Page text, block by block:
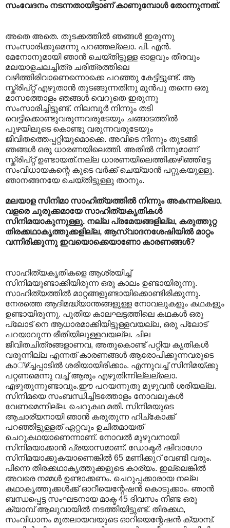
സംവേദനം നടന്നതായിട്ടാണ് കാണുമ്പോള്‍ തോന്നുന്നത്.
അതെ അതെ. തുടക്കത്തില്‍ ഞങ്ങള്‍ ഇരുന്നു
സംസാരിക്കുമെന്നു പറഞ്ഞല്ലൊ. പി. എന്‍.
മേനോനുമായി ഞാന്‍ ചെയ്തിട്ടുള്ള ഓളവും തീരവും
മലയാളചലച്ചിത്ര ചരിത്രത്തിലെ
വഴിത്തിരിവാണെന്നൊക്കെ പറഞ്ഞു കേട്ടിട്ടുണ്ട്. ആ
സ്ക്രിപ്റ്റ് എഴുതാന്‍ തുടങ്ങുന്നതിനു മുന്‍പു തന്നെ ഒരു
മാസത്തോളം ഞങ്ങള്‍ വെറുതെ ഇരുന്നു
സംസാരിച്ചിട്ടുണ്ട്. നിലമ്പൂര്‍ നിന്നും തടി
വെട്ടിക്കൊണ്ടുവരുന്നവരുടേയും ചങ്ങാടത്തില്‍
പുഴയിലൂടെ കൊണ്ടു വരുന്നവരുടേയും
ജീവിതത്തെപ്പറ്റിയുമൊക്കെ. അവിടെ നിന്നും തുടങ്ങി
ഞങ്ങള്‍ ഒരു ധാരണയിലെത്തി. അതില്‍ നിന്നുമാണ്
സ്ക്രിപ്റ്റ് ഉണ്ടായത്.നല്ല ധാരണയിലെത്തിക്കഴിഞ്ഞിട്ടേ
സംവിധായകന്റെ കൂടെ വര്‍ക്ക് ചെയ്യാന്‍ പറ്റുകയുള്ളു.
ഞാനങ്ങനയേ ചെയ്തിട്ടുള്ളു താനും.
മലയാള സിനിമാ സാഹിത്യത്തില്‍ നിന്നും അകന്നല്ലൊ.
വളരെ ചുരുക്കമായേ സാഹിത്യകൃതികള്‍
സിനിമയാകുന്നുള്ളു. നല്ല പ്രമേയങ്ങളില്ല, കരുത്തുറ്റ
തിരക്കഥാകൃത്തുക്കളില്ല, ആസ്വാദനശേഷിയില്‍ മാറ്റം
വന്നിരിക്കുന്നു ഇവയൊക്കെയാണോ കാരണങ്ങള്‍?
സാഹിത്യകൃതികളെ ആശ്രയിച്ച്
സിനിമയുണ്ടാക്കിയിരുന്ന ഒരു കാലം ഉണ്ടായിരുന്നു.
സാഹിത്യത്തില്‍ മാറ്റങ്ങളുണ്ടായിക്കൊണ്ടിരിക്കുന്നു.
നേരത്തെ ആദിമദ്ധ്യാന്തങ്ങളുള്ള നോവലുകളും കഥകളും
ഉണ്ടായിരുന്നു. പുതിയ കാലഘട്ടത്തിലെ കഥകള്‍ ഒരു
പ്ലോട് നെ ആധാരമാക്കിയിട്ടുള്ളവയല്ല, ഒരു പ്ലോട്
പറയാവുന്ന രീതിയിലുള്ളവയല്ല. ചില
ജീവിതചിത്രങ്ങളാണവ, അതുകൊണ്ട് പറ്റിയ കൃതികള്‍
വരുന്നില്ല എന്നത് കാരണങ്ങള്‍ ആരോപിക്കുന്നവരുടെ
കാ‍്ഴ്ച്ചപ്പാടില്‍ ശരിയായിരിക്കാം. എന്നുവച്ച് സിനിമയ്ക്കു
പറ്റണമെന്നു വച്ച് ആരും എഴുതിന്നില്ലല്ലൊ.
എഴുതുന്നുണ്ടാവും.ഈ പറയന്നുതു മുഴുവന്‍ ശരിയല്ല.
സിനിമയെ സംബന്ധിച്ചിടത്തോളം നോവലുകള്‍
വേണമെന്നില്ല. ചെറുകഥ മതി. സിനിമയുടെ
ആചാര്യനായി ഞാന്‍ കരുതുന്ന ഹിച്കോക്ക്
പറഞ്ഞിട്ടുള്ളത് ഏറ്റവും ഉചിതമായത്
ചെറുകഥയാണെന്നാണ്. നോവല്‍ മുഴുവനായി
സിനിമയാക്കാന്‍ പ്രയാസമാണ്. ഡോക്ടര്‍ ഷിവാഗോ
സിനിമയാക്കുകയാണെങ്കില്‍ 65 മണിക്കൂറ് വേണ്ടി വരും.
പിന്നെ തിരക്കഥാകൃത്തുക്കളുടെ കാര്യം. ഇല്ലെങ്കില്‍
അവരെ നമ്മള്‍ ഉണ്ടാക്കണം. ചെറുപ്പക്കാരായ നല്ല
കഥാകൃത്തുക്കള്‍ക്ക് ഓറീയെന്റേഷന്‍ കൊടുക്കാം. ഞാന്‍
ബന്ധപ്പെട്ട സംഘടനായ മാക്ട 45 ദിവസം നീണ്ട ഒരു
ക്യാമ്പ് ആലുവായില്‍ നടത്തിയിട്ടുണ്ട്. തിരക്കഥ,
സംവിധാനം മുതലായവയുടെ ഓറിയെന്റേഷന്‍ ക്യാമ്പ്.